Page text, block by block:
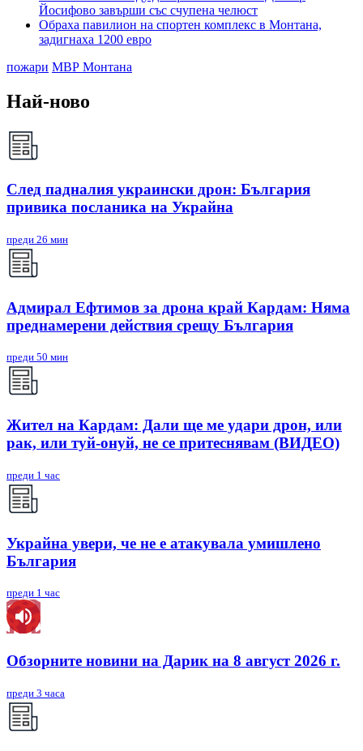
Йосифово завърши със счупена челюст
Обраха павилион на спортен комплекс в Монтана,
задигнаха 1200 евро
пожари МВР Монтана
Най-ново
След падналия украински дрон: България
привика посланика на Украйна
преди 26 мин
Адмирал Ефтимов за дрона край Кардам: Няма
преднамерени действия срещу България
преди 50 мин
Жител на Кардам: Дали ще ме удари дрон, или
рак, или туй-онуй, не се притеснявам (ВИДЕО)
преди 1 час
Украйна увери, че не е атакувала умишлено
България
преди 1 час
Обзорните новини на Дарик на 8 август 2026 г.
преди 3 часа